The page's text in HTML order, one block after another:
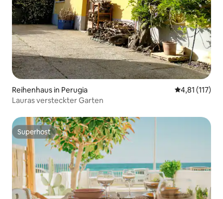
Reihenhaus in Perugia
4,81 (117)
Lauras versteckter Garten
Superhost
Superhost